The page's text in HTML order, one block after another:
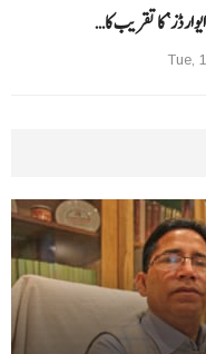
کا تقریب کا…
Tue,